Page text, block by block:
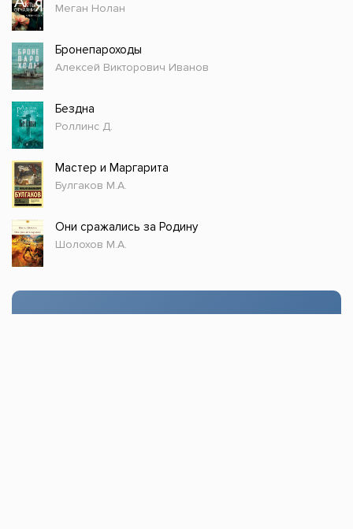
Меган Нолан
Бронепароходы
Алексей Викторович Иванов
Бездна
Роллинс Д.
Мастер и Маргарита
Булгаков М.А.
Они сражались за Родину
Шолохов М.А.